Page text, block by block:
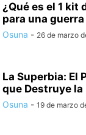
¿Qué es el 1 kit
para una guerra
Osuna - 26 de marzo
La Superbia: El
que Destruye
Osuna - 19 de marzo